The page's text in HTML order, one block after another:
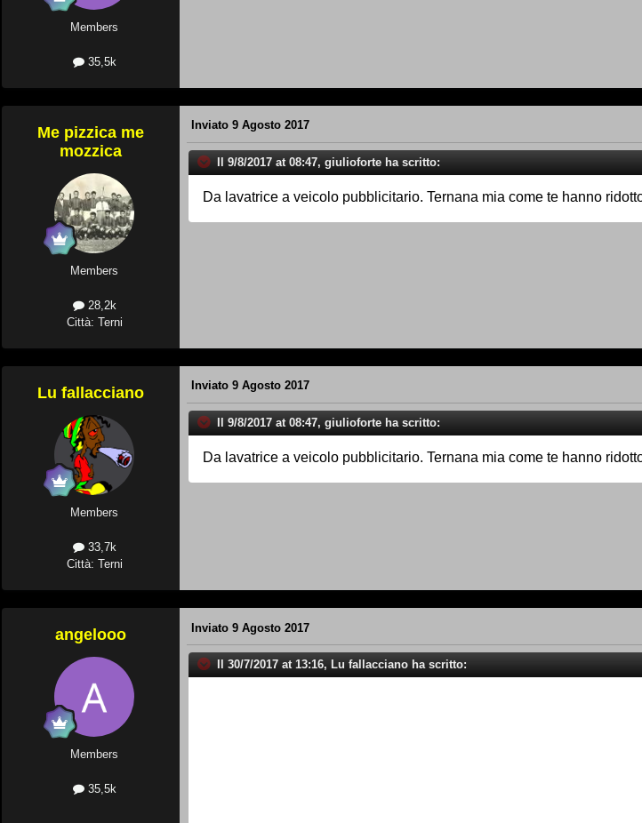
Members
35,5k
Me pizzica me
mozzica
Members
28,2k
Città: Terni
Inviato 9 Agosto 2017
Il 9/8/2017 at 08:47, giulioforte ha scritto:
Da lavatrice a veicolo pubblicitario. Ternana mia come te hanno
Lu fallacciano
Members
33,7k
Città: Terni
Inviato 9 Agosto 2017
Il 9/8/2017 at 08:47, giulioforte ha scritto:
Da lavatrice a veicolo pubblicitario. Ternana mia come te hanno
angelooo
Members
35,5k
Inviato 9 Agosto 2017
Il 30/7/2017 at 13:16, Lu fallacciano ha scritto: